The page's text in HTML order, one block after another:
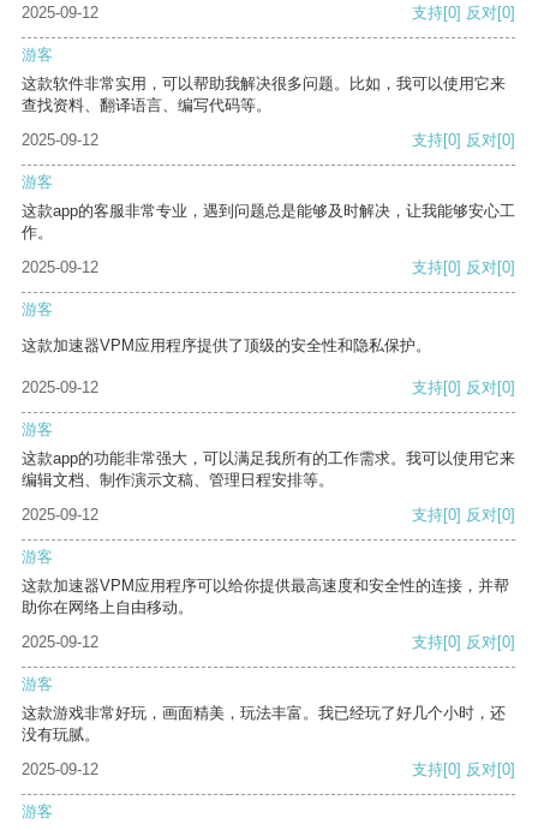
2025-09-12
支持[0] 反对[0]
游客
这款软件非常实用，可以帮助我解决很多问题。比如，我可以使用它来
查找资料、翻译语言、编写代码等。
2025-09-12
支持[0] 反对[0]
游客
这款app的客服非常专业，遇到问题总是能够及时解决，让我能够安心工
作。
2025-09-12
支持[0] 反对[0]
游客
这款加速器VPM应用程序提供了顶级的安全性和隐私保护。
2025-09-12 支持[0] 反对[0]
游客
这款app的功能非常强大，可以满足我所有的工作需求。我可以使用它来
编辑文档、制作演示文稿、管理日程安排等。
2025-09-12
支持[0] 反对[0]
游客
这款加速器VPM应用程序可以给你提供最高速度和安全性的连接，并帮
助你在网络上自由移动。
2025-09-12
支持[0] 反对[0]
游客
这款游戏非常好玩，画面精美，玩法丰富。我已经玩了好几个小时，还
没有玩腻。
2025-09-12
支持[0] 反对[0]
游客